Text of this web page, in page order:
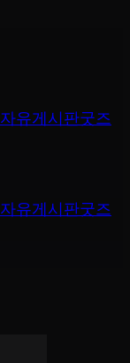
자유게시판굿즈
자유게시판굿즈